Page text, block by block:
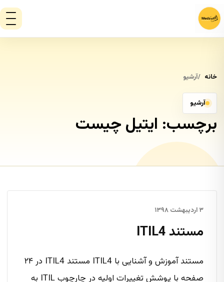
خانه آرشیو
آرشیو
برچسب: ایتیل چیست
۳ اردیبهشت ۱۳۹۸
مستند ITIL4
مستند آموزش و آشنایی با ITIL4 مستند ITIL4 در ۲۴
صفحه با پوشش تغییرات اولیه در چارچوب ITIL به